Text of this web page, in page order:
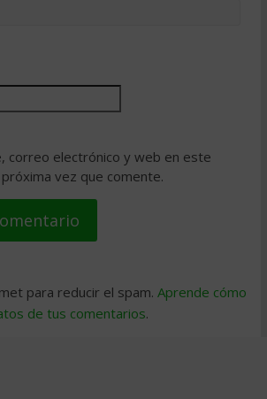
correo electrónico y web en este
vez que comente.
para reducir el spam. Aprende cómo
de tus comentarios.